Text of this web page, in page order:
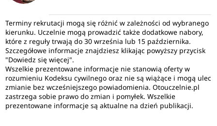
Terminy rekrutacji mogą się różnić w zależności od wybranego
kierunku. Uczelnie mogą prowadzić także dodatkowe nabory,
które z reguły trwają do 30 września lub 15 października.
Szczegółowe informacje znajdziesz klikając powyższy przycisk
"Dowiedz się więcej".
Wszelkie prezentowane informacje nie stanowią oferty w
rozumieniu Kodeksu cywilnego oraz nie są wiążące i mogą ulec
zmianie bez wcześniejszego powiadomienia. Otouczelnie.pl
zastrzega sobie prawo do zmian i pomyłek. Wszelkie
prezentowane informacje są aktualne na dzień publikacji.